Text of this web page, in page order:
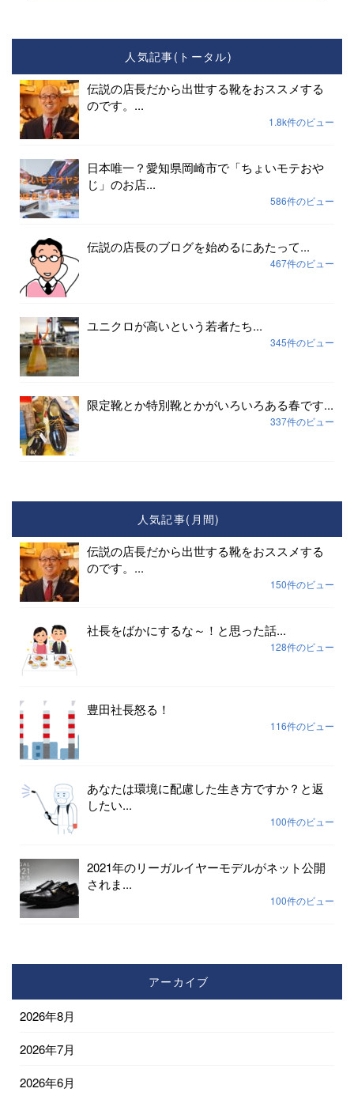
人気記事(トータル)
伝説の店長だから出世する靴をおススメする
のです。...
1.8k件のビュー
日本唯一？愛知県岡崎市で「ちょいモテおや
じ」のお店...
586件のビュー
伝説の店長のブログを始めるにあたって...
467件のビュー
ユニクロが高いという若者たち...
345件のビュー
限定靴とか特別靴とかがいろいろある春です...
337件のビュー
人気記事(月間)
伝説の店長だから出世する靴をおススメする
のです。...
150件のビュー
社長をばかにするな～！と思った話...
128件のビュー
豊田社長怒る！
116件のビュー
あなたは環境に配慮した生き方ですか？と返
したい...
100件のビュー
2021年のリーガルイヤーモデルがネット公開
されま...
100件のビュー
アーカイブ
2026年8月
2026年7月
2026年6月